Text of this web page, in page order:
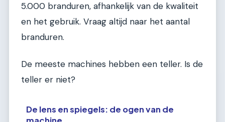
5.000 branduren, afhankelijk van de kwaliteit
en het gebruik. Vraag altijd naar het aantal
branduren.
De meeste machines hebben een teller. Is de
teller er niet?
De lens en spiegels: de ogen van de